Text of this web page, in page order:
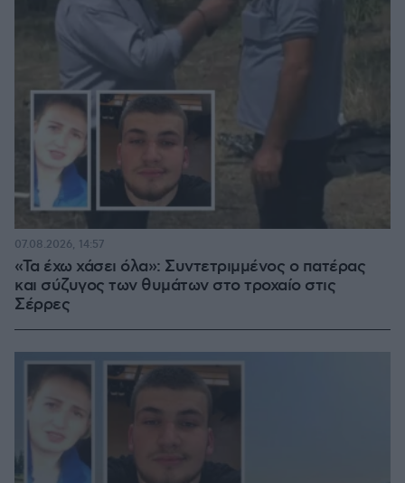
«Τα έχω χάσει όλα»: Συντετριμμένος ο πατέρας
και σύζυγος των θυμάτων στο τροχαίο στις
Σέρρες
07.08.2026, 14:57